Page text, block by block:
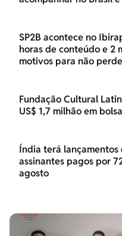
SP2B acontece no
horas de conteúdo e 2
motivos para não
Fundação Cultural
US$ 1,7 milhão em
Índia terá lançamentos
assinantes pagos por
agosto